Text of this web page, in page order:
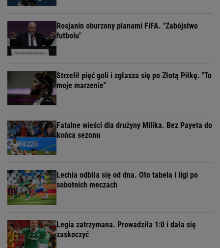
Rosjanin oburzony planami FIFA. "Zabójstwo
futbolu"
Strzelił pięć goli i zgłasza się po Złotą Piłkę. "To
moje marzenie"
Fatalne wieści dla drużyny Milika. Bez Payeta do
końca sezonu
Lechia odbiła się od dna. Oto tabela I ligi po
sobotnich meczach
Legia zatrzymana. Prowadziła 1:0 i dała się
zaskoczyć